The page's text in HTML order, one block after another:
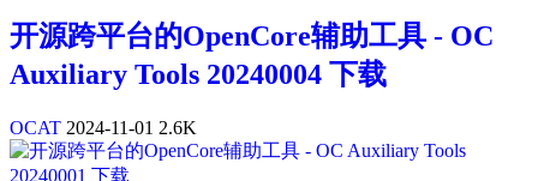
开源跨平台的OpenCore辅助工具 - OC
Auxiliary Tools 20240004 下载
OCAT 2024-11-01 2.6K